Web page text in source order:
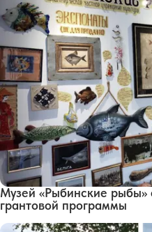
Музей «Рыбинские рыбы»
грантовой программы